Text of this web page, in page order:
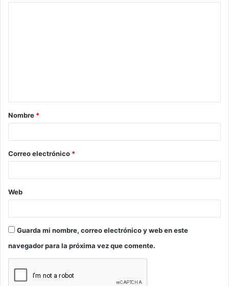
a
r
*
Nombre *
Correo electrónico *
Web
Guarda mi nombre, correo electrónico y web en este
navegador para la próxima vez que comente.